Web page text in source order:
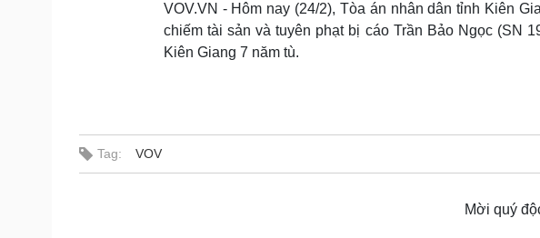
VOV.VN - Hôm nay (24/2), Tòa án nhân dân tỉnh Kiên
chiếm tài sản và tuyên phạt bị cáo Trần Bảo Ngọc (SN
Kiên Giang 7 năm tù.
Tag: VOV
Mời quý